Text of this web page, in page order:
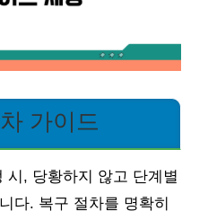
가이드
시, 당황하지 않고 단계별
다. 복구 절차를 명확히